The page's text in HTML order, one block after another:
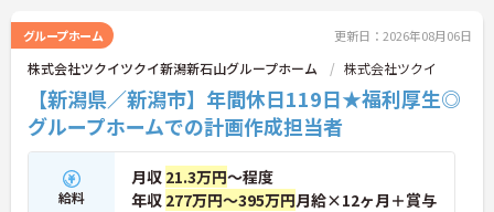
還元されます
・勤続3年以上で対象となる退職金制度や宿泊費補
助などが受けられる独自の福利厚生制度ツクイPLUS
を完備しています
・社内規定の範囲内で髪色や髪型をはじめネイルや
まつげエクステが自由であり個性を大切にしながら
自分らしく働けます
ンの運用など、お客様と従業員の双方を守るリスク
マネジメントも徹底されています。今後は、ご家族
がオンラインで情報を確認できるシステムや、AIを
活用した相談サービスの導入など、IT技術を積極的
に取り入れ、在宅生活の質の向上と従業員の業務効
率化を両立する次世代型の介護サービスを追求して
いく方針です。安定した事業基盤と革新への意欲を
併せ持つ、長期的なキャリア形成に最適な法人で
す。
グループホーム 更新日：2026年08月06日
株式会社ツクイツクイ新潟新石山グループホーム 株式会社ツクイ
【新潟県／新潟市】年間休日119日★福利厚生◎
グループホームでの計画作成担当者
給料
月収 21.3万円～程度
年収 277万円～395万円月給×12ヶ月＋賞与